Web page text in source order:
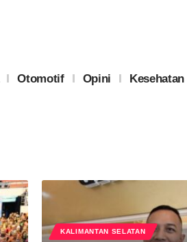
Otomotif Opini Kesehatan
KALIMANTAN SELATAN